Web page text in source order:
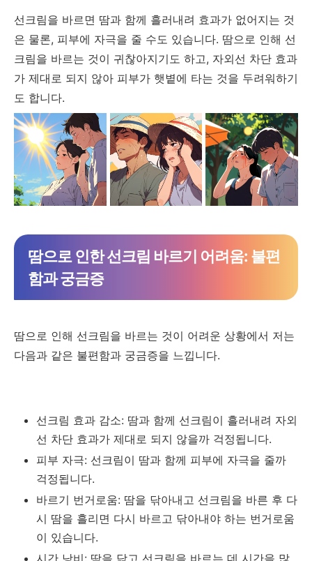
선크림을 바르면 땀과 함께 흘러내려 효과가 없어지는 것
은 물론, 피부에 자극을 줄 수도 있습니다. 땀으로 인해 선
크림을 바르는 것이 귀찮아지기도 하고, 자외선 차단 효과
가 제대로 되지 않아 피부가 햇볕에 타는 것을 두려워하기
도 합니다.
땀으로 인한 선크림 바르기 어려움: 불편
함과 궁금증
땀으로 인해 선크림을 바르는 것이 어려운 상황에서 저는
다음과 같은 불편함과 궁금증을 느낍니다.
선크림 효과 감소: 땀과 함께 선크림이 흘러내려 자외
선 차단 효과가 제대로 되지 않을까 걱정됩니다.
피부 자극: 선크림이 땀과 함께 피부에 자극을 줄까
걱정됩니다.
바르기 번거로움: 땀을 닦아내고 선크림을 바른 후 다
시 땀을 흘리면 다시 바르고 닦아내야 하는 번거로움
이 있습니다.
시간 낭비: 땀을 닦고 선크림을 바르는 데 시간을 많